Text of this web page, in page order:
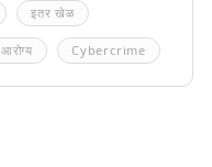
इतर खेळ
आरोग्य Cybercrime